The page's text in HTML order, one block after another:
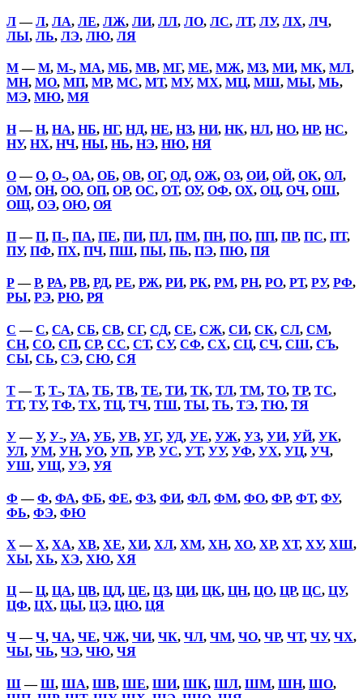
Л—Л, ЛА, ЛЕ, ЛЖ, ЛИ, ЛЛ, ЛО, ЛС, ЛТ, ЛУ, ЛХ, ЛЧ,
ЛЫ, ЛЬ, ЛЭ, ЛЮ, ЛЯ
М—М, М-, МА, МБ, МВ, МГ, МЕ, МЖ, МЗ, МИ, МК, МЛ,
МН, МО, МП, МР, МС, МТ, МУ, МХ, МЦ, МШ, МЫ, МЬ,
МЭ, МЮ, МЯ
Н—Н, НА, НБ, НГ, НД, НЕ, НЗ, НИ, НК, НЛ, НО, НР, НС,
НУ, НХ, НЧ, НЫ, НЬ, НЭ, НЮ, НЯ
О—О, О-, ОА, ОБ, ОВ, ОГ, ОД, ОЖ, ОЗ, ОИ, ОЙ, ОК, ОЛ,
ОМ, ОН, ОО, ОП, ОР, ОС, ОТ, ОУ, ОФ, ОХ, ОЦ, ОЧ, ОШ,
ОЩ, ОЭ, ОЮ, ОЯ
П—П, П-, ПА, ПЕ, ПИ, ПЛ, ПМ, ПН, ПО, ПП, ПР, ПС, ПТ,
ПУ, ПФ, ПХ, ПЧ, ПШ, ПЫ, ПЬ, ПЭ, ПЮ, ПЯ
Р—Р, РА, РВ, РД, РЕ, РЖ, РИ, РК, РМ, РН, РО, РТ, РУ, РФ,
РЫ, РЭ, РЮ, РЯ
С —С, СА, СБ, СВ, СГ, СД, СЕ, СЖ, СИ, СК, СЛ, СМ,
СН, СО, СП, СР, СС, СТ, СУ, СФ, СХ, СЦ, СЧ, СШ, СЪ,
СЫ, СЬ, СЭ, СЮ, СЯ
Т—Т, Т-, ТА, ТБ, ТВ, ТЕ, ТИ, ТК, ТЛ, ТМ, ТО, ТР, ТС,
ТТ, ТУ, ТФ, ТХ, ТЦ, ТЧ, ТШ, ТЫ, ТЬ, ТЭ, ТЮ, ТЯ
У—У, У-, УА, УБ, УВ, УГ, УД, УЕ, УЖ, УЗ, УИ, УЙ, УК,
УЛ, УМ, УН, УО, УП, УР, УС, УТ, УУ, УФ, УХ, УЦ, УЧ,
УШ, УЩ, УЭ, УЯ
Ф —Ф, ФА, ФБ, ФЕ, ФЗ, ФИ, ФЛ, ФМ, ФО, ФР, ФТ, ФУ,
ФЬ, ФЭ, ФЮ
Х —Х, ХА, ХВ, ХЕ, ХИ, ХЛ, ХМ, ХН, ХО, ХР, ХТ, ХУ, ХШ,
ХЫ, ХЬ, ХЭ, ХЮ, ХЯ
Ц—Ц, ЦА, ЦВ, ЦД, ЦЕ, ЦЗ, ЦИ, ЦК, ЦН, ЦО, ЦР, ЦС, ЦУ,
ЦФ, ЦХ, ЦЫ, ЦЭ, ЦЮ, ЦЯ
Ч—Ч, ЧА, ЧЕ, ЧЖ, ЧИ, ЧК, ЧЛ, ЧМ, ЧО, ЧР, ЧТ, ЧУ, ЧХ,
ЧЫ, ЧЬ, ЧЭ, ЧЮ, ЧЯ
Ш—Ш, ША, ШВ, ШЕ, ШИ, ШК, ШЛ, ШМ, ШН, ШО,